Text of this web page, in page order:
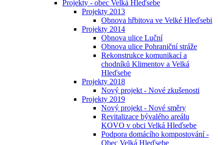
Projekty - obec Velká Hleďsebe
Projekty 2013
Obnova hřbitova ve Velké Hleďsebi
Projekty 2014
Obnova ulice Luční
Obnova ulice Pohraniční stráže
Rekonstrukce komunikací a
chodníků Klimentov a Velká
Hleďsebe
Projekty 2018
Nový projekt - Nové zkušenosti
Projekty 2019
Nový projekt - Nové směry
Revitalizace bývalého areálu
KOVO v obci Velká Hleďsebe
Podpora domácího kompostování -
Obec Velká Hleďsebe